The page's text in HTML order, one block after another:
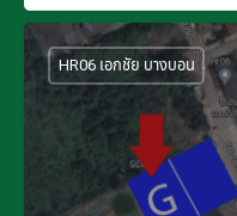
HR06 เอกชัย บางบอน